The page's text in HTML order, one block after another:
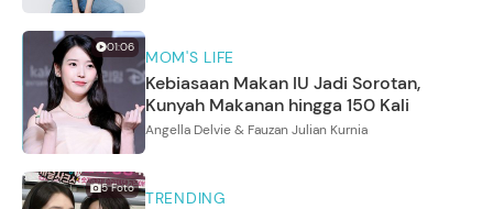
01:06 MOM'S LIFE
Kebiasaan Makan IU Jadi Sorotan,
Kunyah Makanan hingga 150 Kali
Angella Delvie & Fauzan Julian Kurnia
5Foto TRENDING